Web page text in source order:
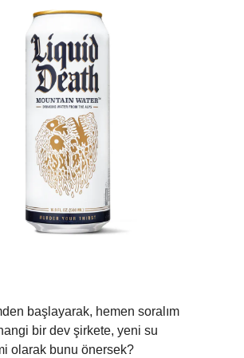
başlayarak, hemen soralım
bir dev şirkete, yeni su
olarak bunu önersek?